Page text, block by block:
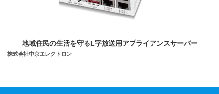
地域住民の生活を守るL字放送用アプライアンスサーバー
株式会社中京エレクトロン